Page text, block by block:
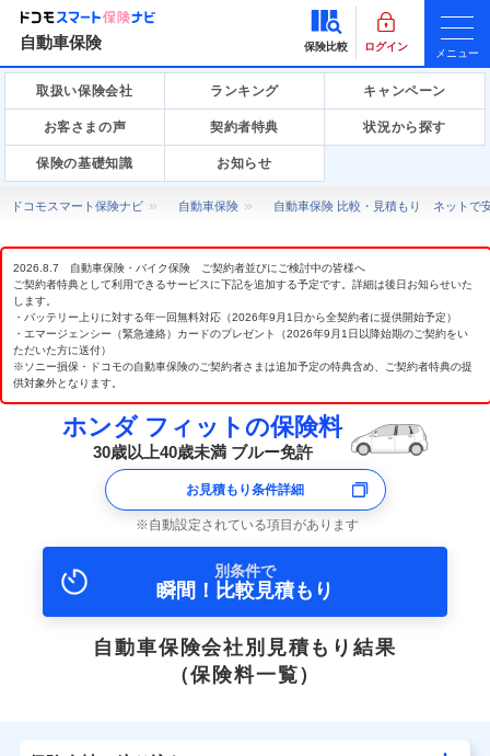
自動車保険 保険比較 ログイン
メニュー
取扱い保険会社 ランキング キャンペーン
お客さまの声 契約者特典 状況から探す
保険の基礎知識 お知らせ
ドコモスマート保険ナビ 自動車保険 自動車保険 比較・見積もり ネットで
2026.8.7 自動車保険・バイク保険 ご契約者並びにご検討中の皆様へ
ご契約者特典として利用できるサービスに下記を追加する予定です。詳細は後日お知らせいた
します。
・バッテリー上りに対する年一回無料対応（2026年9月1日から全契約者に提供開始予定）
・エマージェンシー（緊急連絡）カードのプレゼント（2026年9月1日以降始期のご契約をい
ただいた方に送付）
※ソニー損保・ドコモの自動車保険のご契約者さまは追加予定の特典含め、ご契約者特典の提
供対象外となります。
ホンダ フィットの保険料
30歳以上40歳未満 ブルー免許
お見積もり条件詳細
自動設定されている項目があります
別条件で
瞬間！比較見積もり
自動車保険会社別見積もり結果
（保険料一覧）